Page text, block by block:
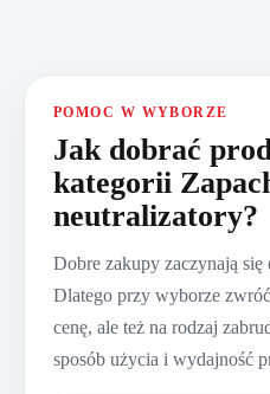
POMOC W WYBORZE
Jak dobrać
kategorii
neutralizatory?
Dobre zakupy zaczynają się
Dlatego przy wyborze
cenę, ale też na rodzaj
sposób użycia i wydajność